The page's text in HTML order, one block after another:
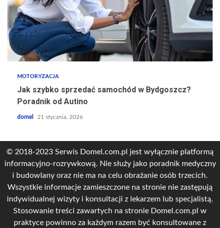
MOTORYZACJA
Jak szybko sprzedać samochód w Bydgoszcz?
Poradnik od Autino
domel 21 stycznia, 2026
© 2018-2023 Serwis Domel.com.pl jest wyłącznie platformą
informacyjno-rozrywkową. Nie służy jako poradnik medyczny
i budowlany oraz nie ma na celu obrażanie osób trzecich.
Wszystkie informacje zamieszczone na stronie nie zastępują
indywidualnej wizyty i konsultacji z lekarzem lub specjalistą.
Stosowanie treści zawartych na stronie Domel.com.pl w
praktyce powinno za każdym razem być konsultowane z